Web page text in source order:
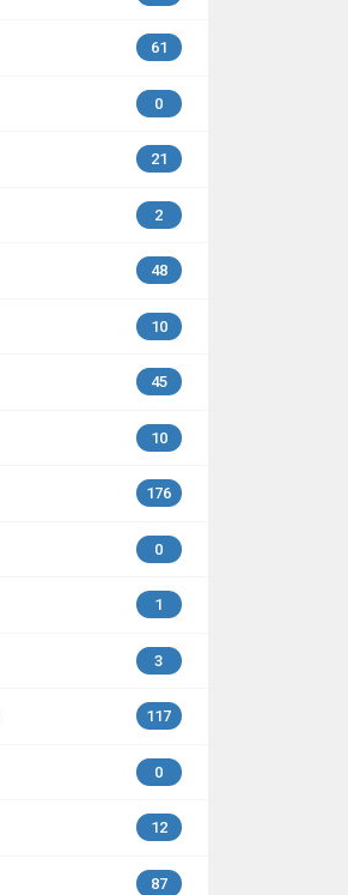
61
0
21
2
48
10
45
10
176
0
1
3
117
0
12
87